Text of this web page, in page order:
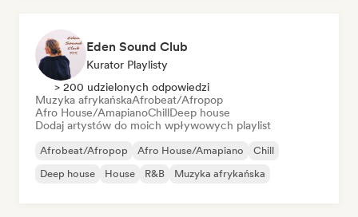
Eden Sound Club
Kurator Playlisty
> 200 udzielonych odpowiedzi
Muzyka afrykańskaAfrobeat/Afropop
Afro House/AmapianoChillDeep house
Dodaj artystów do moich wpływowych playlist
Afrobeat/Afropop Afro House/Amapiano
Chill
Deep house
House R&B Muzyka afrykańska